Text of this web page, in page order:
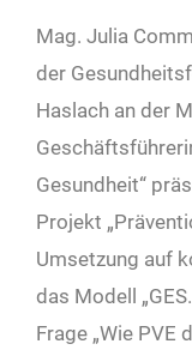
Mag. Julia
der
Haslach an der
Gesundheit“
Projekt
Umsetzung auf
das Modell
Frage „Wie PVE